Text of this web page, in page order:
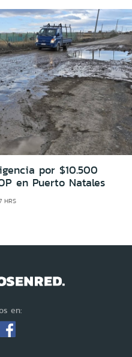
por $10.500
en Puerto Natales
HRS
en: